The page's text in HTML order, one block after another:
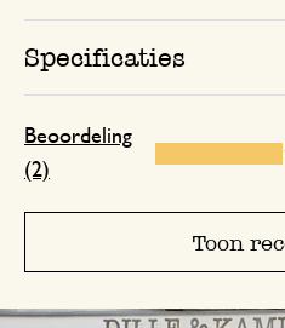
Specificaties
Beoordeling
(2)
Toon